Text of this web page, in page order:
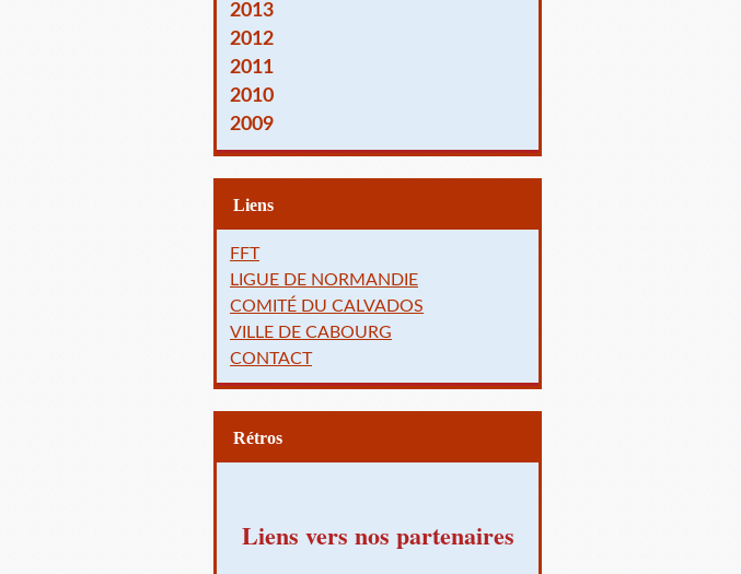
2013
2012
2011
2010
2009
Liens
FFT
LIGUE DE NORMANDIE
COMITÉ DU CALVADOS
VILLE DE CABOURG
CONTACT
Rétros
Liens vers nos partenaires